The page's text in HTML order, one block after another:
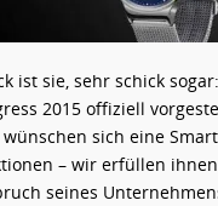
ist sie, sehr schick
2015 offiziell
wünschen sich eine
– wir erfüllen
seines